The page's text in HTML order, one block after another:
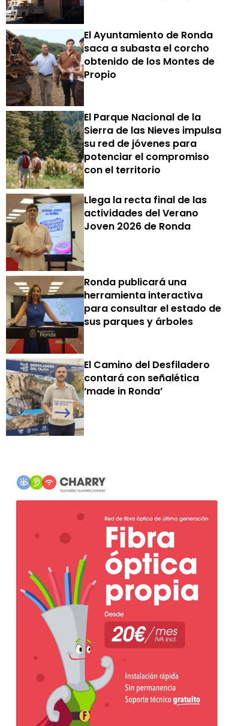
El Ayuntamiento de Ronda
saca a subasta el corcho
obtenido de los Montes de
Propio
El Parque Nacional de la
Sierra de las Nieves impulsa
su red de jóvenes para
potenciar el compromiso
con el territorio
Llega la recta final de las
actividades del Verano
Joven 2026 de Ronda
Ronda publicará una
herramienta interactiva
para consultar el estado de
sus parques y árboles
El Camino del Desfiladero
contará con señalética
‘made in Ronda’